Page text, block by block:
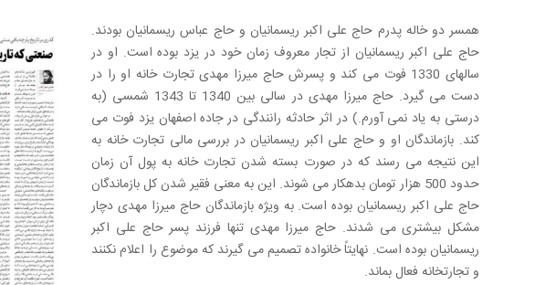
همسر دو خاله پدرم حاج علی اکبر ریسمانیان و حاج عباس ریسمانیان بودند.
حاج علی اکبر ریسمانیان از تجار معروف زمان خود در یزد بوده است. او در
سالهای 1330 فوت می کند و پسرش حاج میرزا مهدی تجارت خانه او را در
دست می گیرد. حاج میرزا مهدی در سالی بین 1340 تا 1343 شمسی (به
درستی به یاد نمی آورم.) در اثر حادثه رانندگی در جاده اصفهان یزد فوت می
کند. بازماندگان او و حاج علی اکبر ریسمانیان در بررسی مالی تجارت خانه به
این نتیجه می رسند که در صورت بسته شدن تجارت خانه به پول آن زمان
حدود 500 هزار تومان بدهکار می شوند. این به معنی فقیر شدن کل بازماندگان
حاج علی اکبر ریسمانیان بوده است. به ویژه بازماندگان حاج میرزا مهدی دچار
مشکل بیشتری می شدند. حاج میرزا مهدی تنها فرزند پسر حاج علی اکبر
ریسمانیان بوده است. نهایتاً خانواده تصمیم می گیرند که موضوع را اعلام نکنند
و تجارتخانه فعال بماند.